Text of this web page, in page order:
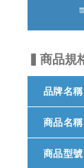
▍商品規
品牌名稱
商品名稱
商品型號